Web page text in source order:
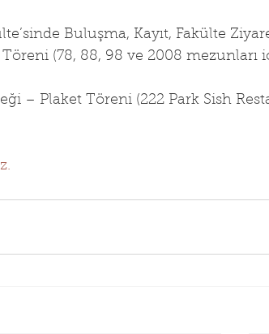
Buluşma, Kayıt, Fakülte
(78, 88, 98 ve 2008 mezunları
– Plaket Töreni (222 Park Sish